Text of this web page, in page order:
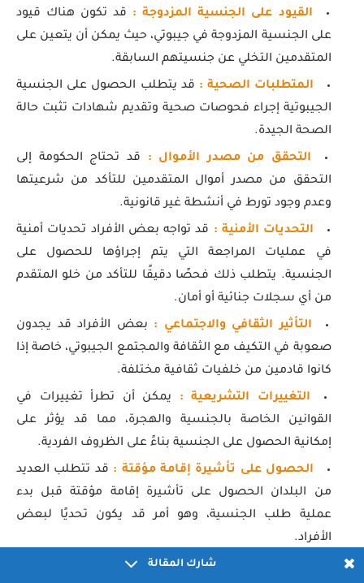
القيود على الجنسية المزدوجة : قد تكون هناك قيود
على الجنسية المزدوجة في جيبوتي، حيث يمكن أن يتعين على
المتقدمين التخلي عن جنسيتهم السابقة.
المتطلبات الصحية : قد يتطلب الحصول على الجنسية
الجيبوتية إجراء فحوصات صحية وتقديم شهادات تثبت حالة
الصحة الجيدة.
التحقق من مصدر الأموال :
قد تحتاج الحكومة إلى
التحقق من مصدر أموال المتقدمين للتأكد من شرعيتها
وعدم وجود تورط في أنشطة غير قانونية.
التحديات الأمنية : قد تواجه بعض الأفراد تحديات أمنية
في عمليات المراجعة التي يتم إجراؤها للحصول على
الجنسية. يتطلب ذلك فحصًا دقيقًا للتأكد من خلو المتقدم
من أي سجلات جنائية أو أمان.
التأثير الثقافي والاجتماعي : بعض الأفراد قد يجدون
صعوبة في التكيف مع الثقافة والمجتمع الجيبوتي، خاصة إذا
كانوا قادمين من خلفيات ثقافية مختلفة.
التغييرات التشريعية : يمكن أن تطرأ تغييرات في
القوانين الخاصة بالجنسية والهجرة، مما قد يؤثر على
إمكانية الحصول على الجنسية بناءً على الظروف الفردية.
الحصول على تأشيرة إقامة مؤقتة : قد تتطلب العديد
من البلدان الحصول على تأشيرة إقامة مؤقتة قبل بدء
عملية طلب الجنسية، وهو أمر قد يكون تحديًا لبعض
الأفراد.
الإجراءات البيروقراطية :يمكن أن تكون الإجراءاتشارك المقالة